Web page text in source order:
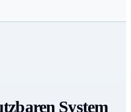
System